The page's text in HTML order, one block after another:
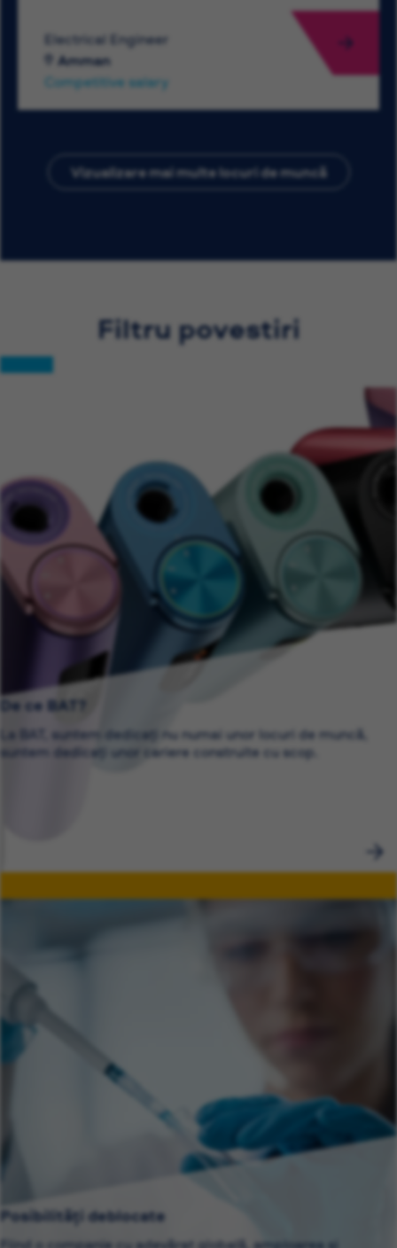
Electrical Engineer
Amman
Competitive salary
Vizualizare mai multe locuri de muncă
Filtru povestiri
De ce BAT?
La BAT, suntem dedicați nu numai unor locuri de muncă,
suntem dedicați unor cariere construite cu scop.
Posibilități deblocate